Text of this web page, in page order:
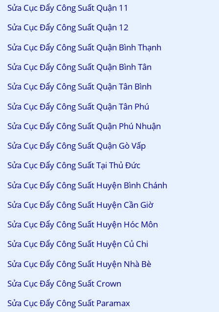
Sửa Cục Đẩy Công Suất Quận 11
Sửa Cục Đẩy Công Suất Quận 12
Sửa Cục Đẩy Công Suất Quận Bình Thạnh
Sửa Cục Đẩy Công Suất Quận Bình Tân
Sửa Cục Đẩy Công Suất Quận Tân Bình
Sửa Cục Đẩy Công Suất Quận Tân Phú
Sửa Cục Đẩy Công Suất Quận Phú Nhuận
Sửa Cục Đẩy Công Suất Quận Gò Vấp
Sửa Cục Đẩy Công Suất Tại Thủ Đức
Sửa Cục Đẩy Công Suất Huyện Bình Chánh
Sửa Cục Đẩy Công Suất Huyện Cần Giờ
Sửa Cục Đẩy Công Suất Huyện Hóc Môn
Sửa Cục Đẩy Công Suất Huyện Củ Chi
Sửa Cục Đẩy Công Suất Huyện Nhà Bè
Sửa Cục Đẩy Công Suất Crown
Sửa Cục Đẩy Công Suất Paramax